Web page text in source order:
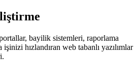
bayilik sistemleri, raporlama
hızlandıran web tabanlı yazılımlar